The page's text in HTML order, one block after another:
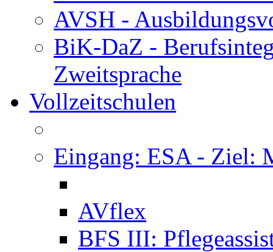
AVSH -
BiK-DaZ -
Zweitsprache
Vollzeitschulen
Eingang: ESA - Ziel:
AVflex
BFS III: